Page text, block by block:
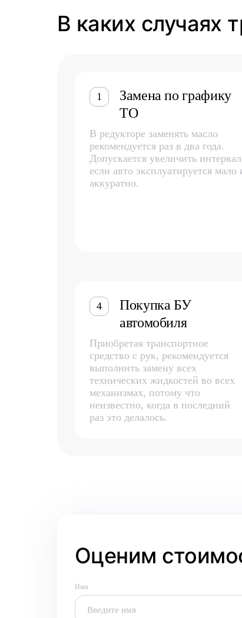
В каких случаях
1
Замена по графику
ТО
В редукторе заменять масло
рекомендуется раз в два года.
Допускается увеличить
если авто эксплуатируется мало
аккуратно.
4
Покупка БУ
автомобиля
Приобретая транспортное
средство с рук, рекомендуется
выполнить замену всех
технических жидкостей во всех
механизмах, потому что
неизвестно, когда в последний
раз это делалось.
Оценим
Имя